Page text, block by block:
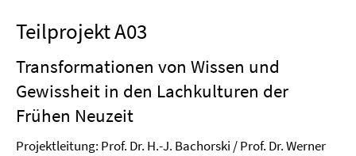
Teilprojekt A03
Transformationen von Wissen und
Gewissheit in den Lachkulturen der
Frühen Neuzeit
Projektleitung: Prof. Dr. H.-J. Bachorski / Prof. Dr. Werner